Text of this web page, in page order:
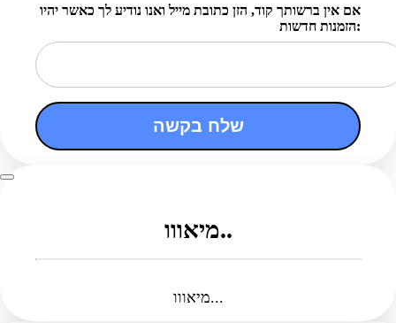
אם אין ברשותך קוד, הזן כתובת מייל ואנו נודיע לך כאשר יהיו
הזמנות חדשות:
שלח בקשה
מיאווו..
מיאווו...